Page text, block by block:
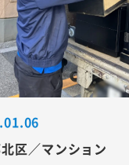
区／マンション